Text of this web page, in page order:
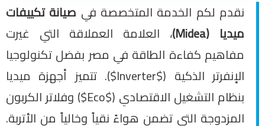
نقدم لكم الخدمة المتخصصة في صيانة تكييفات
ميديا (Midea)
، العلامة العملاقة التي غيرت
مفاهيم كفاءة الطاقة في مصر بفضل تكنولوجيا
الإنفرتر الذكية ($Inverter$). تتميز أجهزة ميديا
بنظام التشغيل الاقتصادي ($Eco$) وفلاتر الكربون
المزدوجة التي تضمن هواءً نقياً وخالياً من الأتربة.